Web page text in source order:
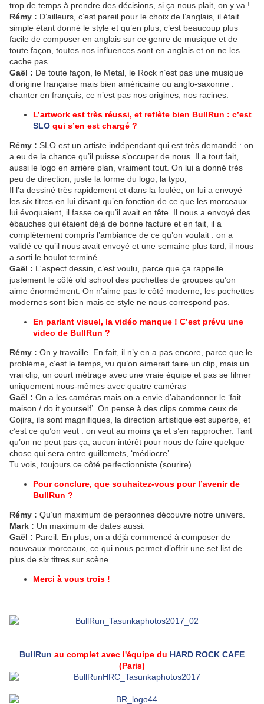
trop de temps à prendre des décisions, si ça nous plait, on y va !
Rémy : D’ailleurs, c’est pareil pour le choix de l’anglais, il était
simple étant donné le style et qu’en plus, c’est beaucoup plus
facile de composer en anglais sur ce genre de musique et de
toute façon, toutes nos influences sont en anglais et on ne les
cache pas.
Gaël : De toute façon, le Metal, le Rock n’est pas une musique
d’origine française mais bien américaine ou anglo-saxonne :
chanter en français, ce n’est pas nos origines, nos racines.
L’artwork est très réussi, et reflète bien BullRun : c’est
SLO qui s’en est chargé ?
Rémy : SLO est un artiste indépendant qui est très demandé : on
a eu de la chance qu’il puisse s’occuper de nous. Il a tout fait,
aussi le logo en arrière plan, vraiment tout. On lui a donné très
peu de direction, juste la forme du logo, la typo,
Il l’a dessiné très rapidement et dans la foulée, on lui a envoyé
les six titres en lui disant qu’en fonction de ce que les morceaux
lui évoquaient, il fasse ce qu’il avait en tête. Il nous a envoyé des
ébauches qui étaient déjà de bonne facture et en fait, il a
complètement compris l’ambiance de ce qu’on voulait : on a
validé ce qu’il nous avait envoyé et une semaine plus tard, il nous
a sorti le boulot terminé.
Gaël : L'aspect dessin, c’est voulu, parce que ça rappelle
justement le côté old school des pochettes de groupes qu’on
aime énormément. On n’aime pas le côté moderne, les pochettes
modernes sont bien mais ce style ne nous correspond pas.
En parlant visuel, la vidéo manque ! C’est prévu une
video de BullRun ?
Rémy : On y travaille. En fait, il n’y en a pas encore, parce que le
problème, c’est le temps, vu qu’on aimerait faire un clip, mais un
vrai clip, un court métrage avec une vraie équipe et pas se filmer
uniquement nous-mêmes avec quatre caméras
Gaël : On a les caméras mais on a envie d’abandonner le ‘fait
maison / do it yourself’. On pense à des clips comme ceux de
Gojira, ils sont magnifiques, la direction artistique est superbe, et
c’est ce qu’on veut : on veut au moins ça et s’en rapprocher. Tant
qu’on ne peut pas ça, aucun intérêt pour nous de faire quelque
chose qui sera entre guillemets, ‘médiocre’.
Tu vois, toujours ce côté perfectionniste (sourire)
Pour conclure, que souhaitez-vous pour l’avenir de
BullRun ?
Rémy : Qu’un maximum de personnes découvre notre univers.
Mark : Un maximum de dates aussi.
Gaël : Pareil. En plus, on a déjà commencé à composer de
nouveaux morceaux, ce qui nous permet d’offrir une set list de
plus de six titres sur scène.
Merci à vous trois !
BullRun au complet avec l'équipe du HARD ROCK CAFE
(Paris)